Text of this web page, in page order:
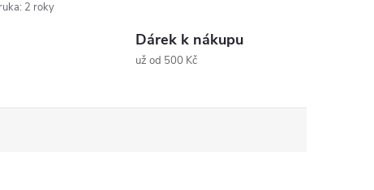
: 2 roky
Dárek k nákupu
už od 500 Kč